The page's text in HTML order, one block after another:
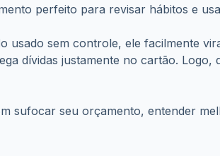
perfeito para revisar hábitos e
sem controle, ele facilmente
dívidas justamente no cartão.
sufocar seu orçamento, entender